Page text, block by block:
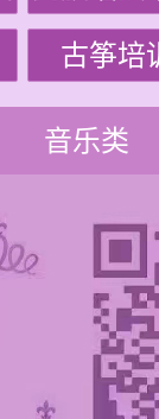
古筝培
音乐类